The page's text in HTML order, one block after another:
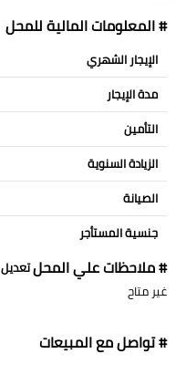
# المعلومات المالية للمحل
الإيجار الشهري
مدة الإيجار
التأمين
الزيادة السنوية
الصيانة
جنسية المستأجر
# ملاحظات علي المحلتعديل
غير متاح
# تواصل مع المبيعات